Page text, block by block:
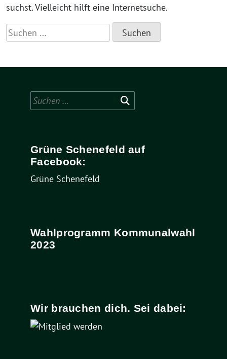
suchst. Vielleicht hilft eine Internetsuche.
Suchen
nach:
Suchen
nach:
Grüne Schenefeld auf
Facebook:
Grüne Schenefeld
Wahlprogramm Kommunalwahl
2023
Wir brauchen dich. Sei dabei: